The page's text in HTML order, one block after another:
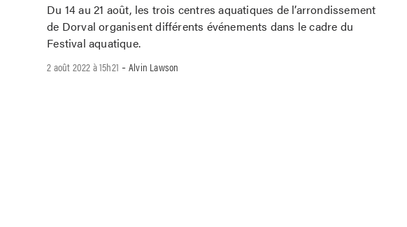
Du 14 au 21 août, les trois centres aquatiques de l’arrondissement
de Dorval organisent différents événements dans le cadre du
Festival aquatique.
2 août 2022 à 15h21 -Alvin Lawson